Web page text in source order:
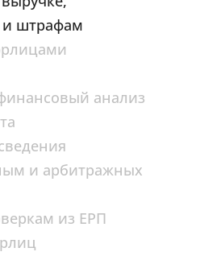
и штрафам
анализ
и арбитражных
из ЕРП